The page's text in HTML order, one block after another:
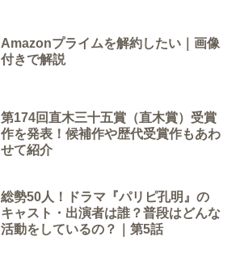
Amazonプライムを解約したい｜画像
付きで解説
第174回直木三十五賞（直木賞）受賞
作を発表！候補作や歴代受賞作もあわ
せて紹介
総勢50人！ドラマ『パリピ孔明』の
キャスト・出演者は誰？普段はどんな
活動をしているの？｜第5話